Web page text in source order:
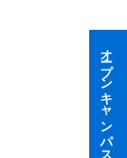
オープンキャンパス